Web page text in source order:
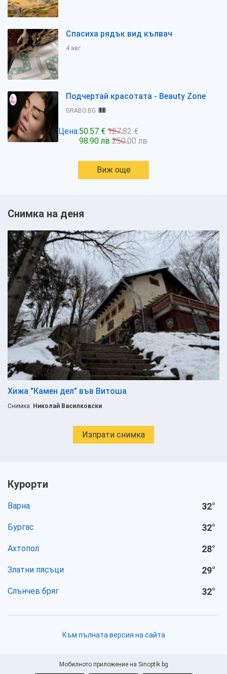
Спасиха рядък вид кълвач
4 авг
Подчертай красотата - Beauty Zone
GRABO.BG
Цена:50.57 € 127.82 €
98.90 лв 250.00 лв
Виж още
Снимка на деня
Хижа "Камен дел" във Витоша
Снимка: Николай Василковски
Изпрати снимка
Курорти
Варна 32°
Бургас 32°
Ахтопол 28°
Златни пясъци 29°
Слънчев бряг 32°
Към пълната версия на сайта
Мобилното приложение на Sinoptik.bg